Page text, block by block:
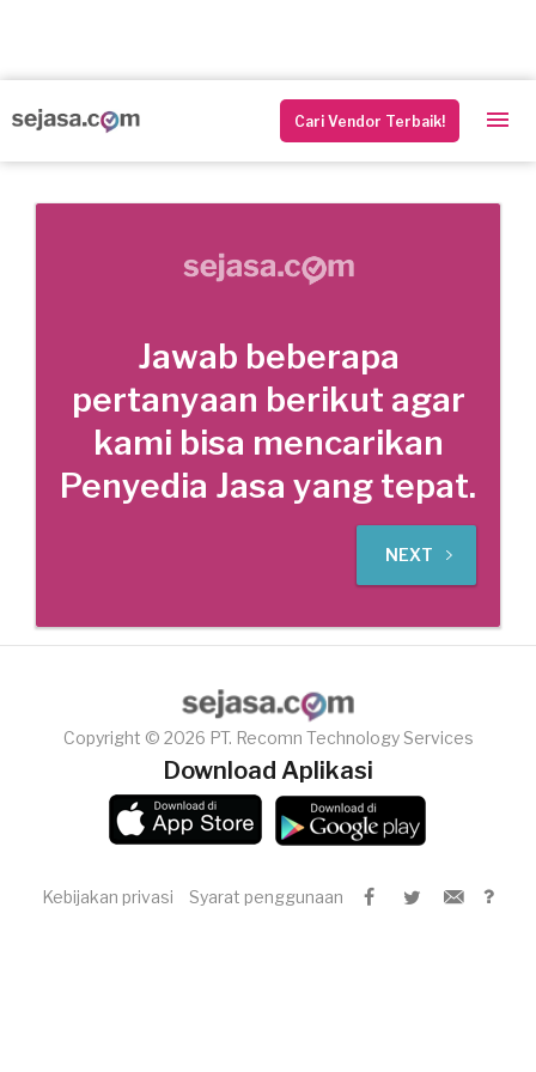
Cari Vendor Terbaik!
Jawab beberapa
pertanyaan berikut agar
kami bisa mencarikan
Penyedia Jasa yang tepat.
NEXT
Copyright © 2026 PT. Recomn Technology Services
Download Aplikasi
Kebijakan privasi Syarat penggunaan